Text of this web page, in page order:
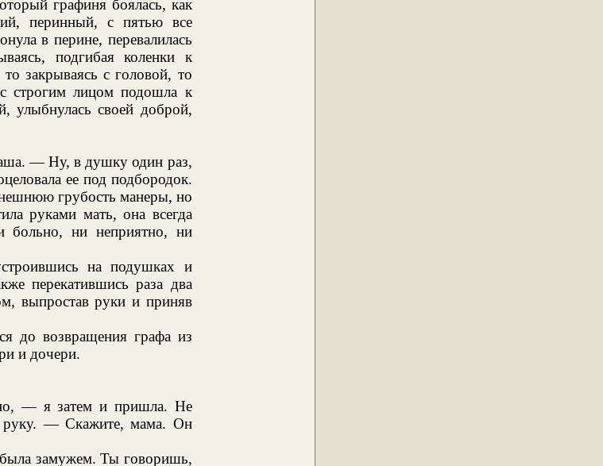
графиня боялась, как
перинный, с пятью все
в перине, перевалилась
подгибая коленки к
закрываясь с головой, то
строгим лицом подошла к
улыбнулась своей доброй,
— Ну, в душку один раз,
ее под подбородок.
грубость манеры, но
руками мать, она всегда
больно, ни неприятно, ни
на подушках и
перекатившись раза два
выпростав руки и приняв
до возвращения графа из
и дочери.
— я затем и пришла. Не
руку. — Скажите, мама. Он
замужем. Ты говоришь,